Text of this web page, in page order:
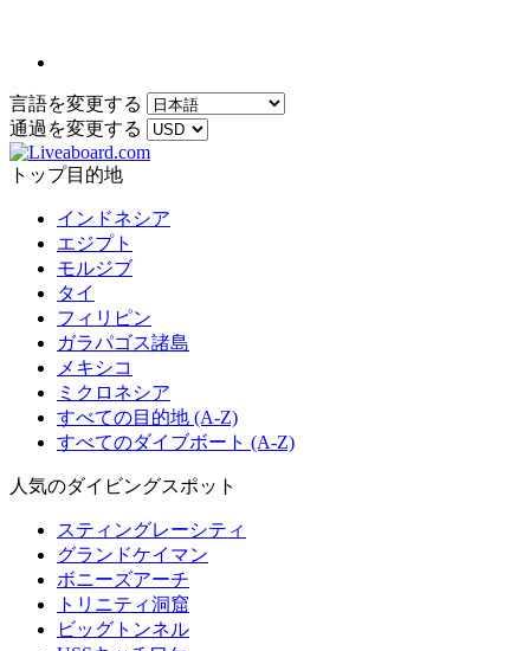
言語を変更する
通過を変更する
トップ目的地
インドネシア
エジプト
モルジブ
タイ
フィリピン
ガラパゴス諸島
メキシコ
ミクロネシア
すべての目的地 (A-Z)
すべてのダイブボート (A-Z)
人気のダイビングスポット
スティングレーシティ
グランドケイマン
ボニーズアーチ
トリニティ洞窟
ビッグトンネル